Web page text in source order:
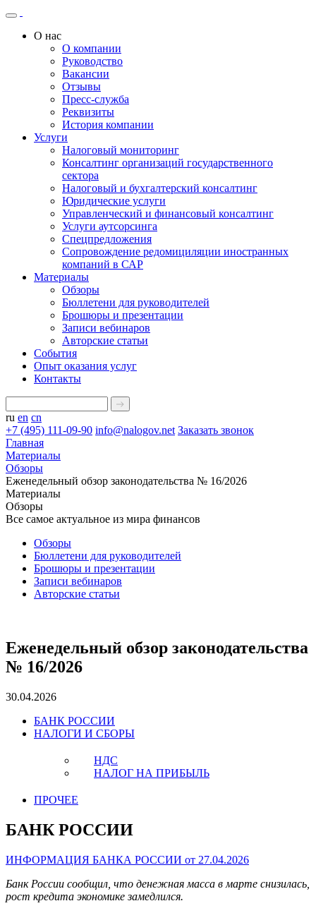
О нас
О компании
Руководство
Вакансии
Отзывы
Пресс-служба
Реквизиты
История компании
Услуги
Налоговый мониторинг
Консалтинг организаций государственного
сектора
Налоговый и бухгалтерский консалтинг
Юридические услуги
Управленческий и финансовый консалтинг
Услуги аутсорсинга
Спецпредложения
Сопровождение редомициляции иностранных
компаний в САР
Материалы
Обзоры
Бюллетени для руководителей
Брошюры и презентации
Записи вебинаров
Авторские статьи
События
Опыт оказания услуг
Контакты
ru en cn
+7 (495) 111-09-90 info@nalogov.net Заказать звонок
Главная
Материалы
Обзоры
Еженедельный обзор законодательства № 16/2026
Материалы
Обзоры
Все самое актуальное из мира финансов
Обзоры
Бюллетени для руководителей
Брошюры и презентации
Записи вебинаров
Авторские статьи
Еженедельный обзор законодательства
№ 16/2026
30.04.2026
БАНК РОССИИ
НАЛОГИ И СБОРЫ
НДС
НАЛОГ НА ПРИБЫЛЬ
ПРОЧЕЕ
БАНК РОССИИ
ИНФОРМАЦИЯ БАНКА РОССИИ от 27.04.2026
Банк России сообщил, что денежная масса в марте снизилась,
рост кредита экономике замедлился.